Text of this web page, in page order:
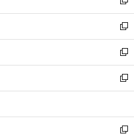
開
く
ウ
で
開
く
ン
ド
ウ
で
開
く
い
ウ
ィ
ン
ド
ウ
で
開
新
し
い
ウ
ィ
ン
ド
ウ
開
く
新
し
い
ウ
ィ
ン
ウ
で
新
し
い
ウ
ン
ド
新
し
ウ
ィ
新